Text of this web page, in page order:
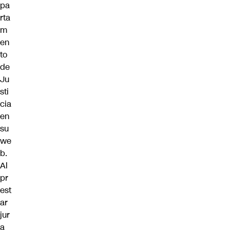
pa
rta
m
en
to
de
Ju
sti
cia
en
su
we
b.
Al
pr
est
ar
jur
a